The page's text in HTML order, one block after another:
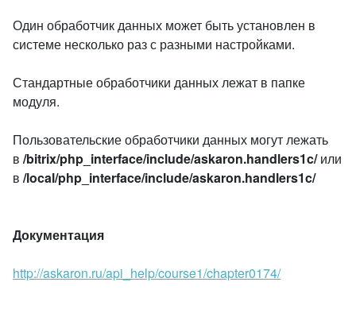
Один обработчик данных может быть установлен в
системе несколько раз с разными настройками.
Стандартные обработчики данных лежат в папке
модуля.
Пользовательские обработчики данных могут лежать
в /bitrix/php_interface/include/askaron.handlers1c/или
в /local/php_interface/include/askaron.handlers1c/
Документация
http://askaron.ru/api_help/course1/chapter0174/